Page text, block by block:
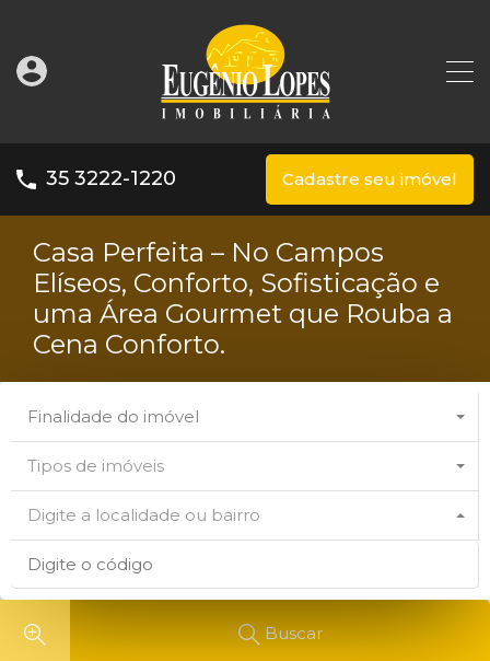
35 3222-1220 Cadastre seu imóvel
Casa Perfeita – No Campos
Elíseos, Conforto, Sofisticação e
uma Área Gourmet que Rouba a
Cena Conforto.
Finalidade do imóvel
Tipos de imóveis
Digite a localidade ou bairro
Buscar